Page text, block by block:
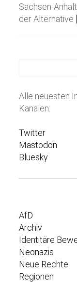
Sachsen-
der Alternative
Alle neuesten
Kanälen:
Twitter
Mastodon
Bluesky
AfD
Archiv
Identitäre
Neonazis
Neue Rechte
Regionen